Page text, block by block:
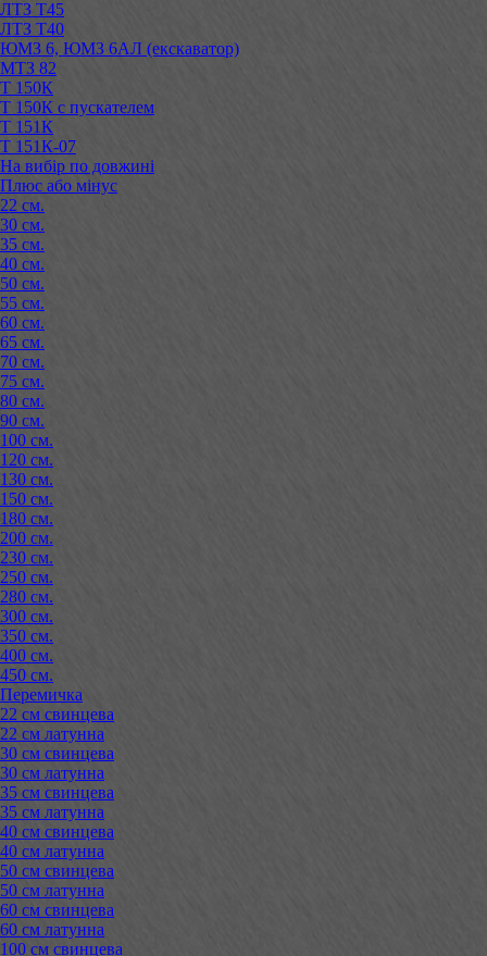
ЛТЗ Т45
ЛТЗ Т40
ЮМЗ 6, ЮМЗ 6АЛ (екскаватор)
МТЗ 82
Т 150К
Т 150К с пускателем
Т 151К
Т 151К-07
На вибір по довжині
Плюс або мінус
22 см.
30 см.
35 см.
40 см.
50 см.
55 см.
60 см.
65 см.
70 см.
75 см.
80 см.
90 см.
100 см.
120 см.
130 см.
150 см.
180 см.
200 см.
230 см.
250 см.
280 см.
300 см.
350 см.
400 см.
450 см.
Перемичка
22 см свинцева
22 см латунна
30 см свинцева
30 см латунна
35 см свинцева
35 см латунна
40 см свинцева
40 см латунна
50 см свинцева
50 см латунна
60 см свинцева
60 см латунна
100 см свинцева